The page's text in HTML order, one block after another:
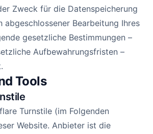
Zweck für die Datenspeicherung
abgeschlossener Bearbeitung Ihres
gesetzliche Bestimmungen –
Aufbewahrungsfristen –
Tools
Turnstile (im Folgenden
Website. Anbieter ist die